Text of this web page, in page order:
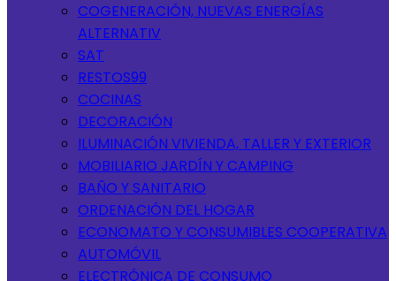
COGENERACIÓN, NUEVAS ENERGÍAS
ALTERNATIV
SAT
RESTOS99
COCINAS
DECORACIÓN
ILUMINACIÓN VIVIENDA, TALLER Y EXTERIOR
MOBILIARIO JARDÍN Y CAMPING
BAÑO Y SANITARIO
ORDENACIÓN DEL HOGAR
ECONOMATO Y CONSUMIBLES COOPERATIVA
AUTOMÓVIL
ELECTRÓNICA DE CONSUMO